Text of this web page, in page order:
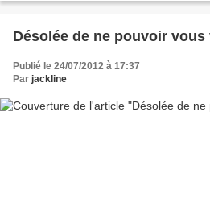
Désolée de ne pouvoir vous
Publié le 24/07/2012 à 17:37
Par jackline